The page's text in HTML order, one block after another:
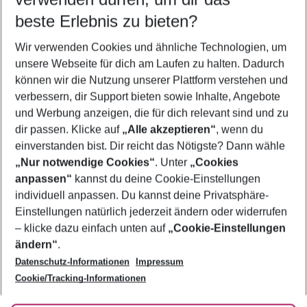
5-8 Nächte
2 Erwachsene Keine Kinder
Mehr Filter anzeigen
Footer
Footer navigation
Über uns
AGB
Bestpreisgarantie
Cookie-Einstellungen ändern
Cookie-Richtlinie
Agenturbetreuung
Barrierefreies Reisen
Folge uns
beste Erlebnis zu bieten?
Wir verwenden Cookies und ähnliche Technologien, um
unsere Webseite für dich am Laufen zu halten. Dadurch
können wir die Nutzung unserer Plattform verstehen und
verbessern, dir Support bieten sowie Inhalte, Angebote
und Werbung anzeigen, die für dich relevant sind und zu
dir passen. Klicke auf „Alle akzeptieren“, wenn du
einverstanden bist. Dir reicht das Nötigste? Dann wähle
„Nur notwendige Cookies“. Unter „Cookies
anpassen“ kannst du deine Cookie-Einstellungen
individuell anpassen. Du kannst deine Privatsphäre-
Einstellungen natürlich jederzeit ändern oder widerrufen
– klicke dazu einfach unten auf „Cookie-Einstellungen
ändern“.
Datenschutz-Informationen
Impressum
Cookie/Tracking-Informationen